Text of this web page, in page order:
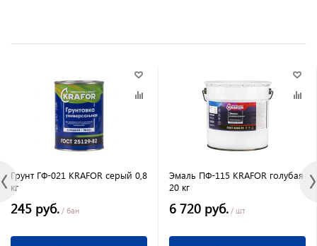
Грунт ГФ-021 KRAFOR серый 0,8
кг
245 руб. / бан
Эмаль ПФ-115 KRAFOR голубая
20 кг
6 720 руб. / шт